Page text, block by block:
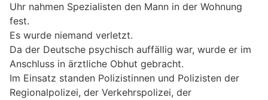
Uhr nahmen Spezialisten den Mann in der Wohnung
fest.
Es wurde niemand verletzt.
Da der Deutsche psychisch auffällig war, wurde er im
Anschluss in ärztliche Obhut gebracht.
Im Einsatz standen Polizistinnen und Polizisten der
Regionalpolizei, der Verkehrspolizei, der